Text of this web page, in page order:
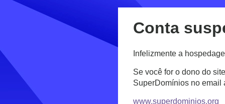
Conta
Infelizmente a
Se você for o dono do
SuperDomínios no email
www.superdominios.org